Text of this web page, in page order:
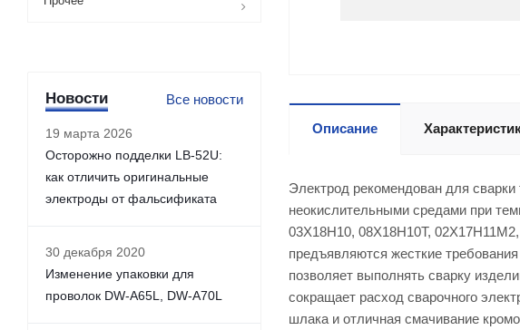
Описание
Электрод рекомендован для
неокислительными средами при
03Х18Н10, 08Х18Н10Т,
предъявляются жесткие
позволяет выполнять сварку
сокращает расход сварочного
шлака и отличная смачивание
Новости Все новости
19 марта 2026
Осторожно подделки LB-52U:
как отличить оригинальные
электроды от фальсификата
30 декабря 2020
Изменение упаковки для
проволок DW-A65L, DW-A70L